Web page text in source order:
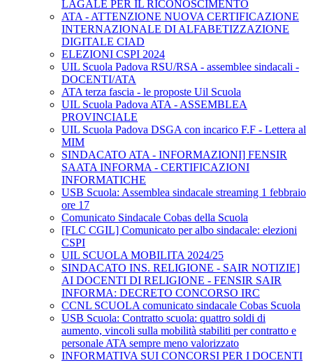
LAGALE PER IL RICONOSCIMENTO
ATA - ATTENZIONE NUOVA CERTIFICAZIONE
INTERNAZIONALE DI ALFABETIZZAZIONE
DIGITALE CIAD
ELEZIONI CSPI 2024
UIL Scuola Padova RSU/RSA - assemblee sindacali -
DOCENTI/ATA
ATA terza fascia - le proposte Uil Scuola
UIL Scuola Padova ATA - ASSEMBLEA
PROVINCIALE
UIL Scuola Padova DSGA con incarico F.F - Lettera al
MIM
SINDACATO ATA - INFORMAZIONI] FENSIR
SAATA INFORMA - CERTIFICAZIONI
INFORMATICHE
USB Scuola: Assemblea sindacale streaming 1 febbraio
ore 17
Comunicato Sindacale Cobas della Scuola
[FLC CGIL] Comunicato per albo sindacale: elezioni
CSPI
UIL SCUOLA MOBILITA 2024/25
SINDACATO INS. RELIGIONE - SAIR NOTIZIE]
AI DOCENTI DI RELIGIONE - FENSIR SAIR
INFORMA: DECRETO CONCORSO IRC
CCNL SCUOLA comunicato sindacale Cobas Scuola
USB Scuola: Contratto scuola: quattro soldi di
aumento, vincoli sulla mobilità stabiliti per contratto e
personale ATA sempre meno valorizzato
INFORMATIVA SUI CONCORSI PER I DOCENTI